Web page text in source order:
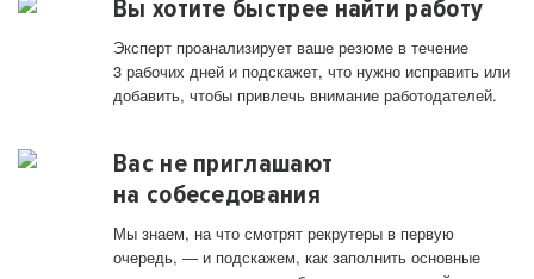
Вы хотите быстрее найти работу
Эксперт проанализирует ваше резюме в течение
3 рабочих дней и подскажет, что нужно исправить или
добавить, чтобы привлечь внимание работодателей.
Вас не приглашают
на собеседования
Мы знаем, на что смотрят рекрутеры в первую
очередь, — и подскажем, как заполнить основные